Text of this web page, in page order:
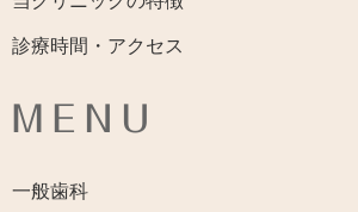
診療時間・アクセス
MENU
一般歯科